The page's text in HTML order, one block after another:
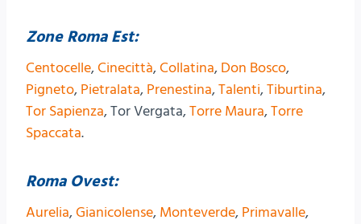
Zone Roma Est:
Centocelle,Cinecittà,Collatina, Don Bosco,
Pigneto, Pietralata, Prenestina,Talenti,Tiburtina,
Tor Sapienza, Tor Vergata,Torre Maura,Torre
Spaccata.
Roma Ovest:
Aurelia,Gianicolense, Monteverde, Primavalle,